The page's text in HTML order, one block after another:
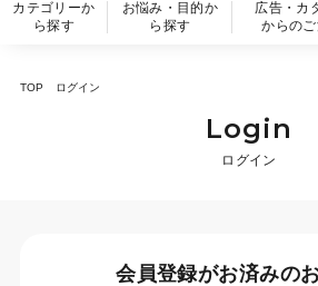
カテゴリーか
ら探す
お悩み・目的か
ら探す
広告・カ
からの
TOP ログイン
Login
ログイン
会員登録がお済みの